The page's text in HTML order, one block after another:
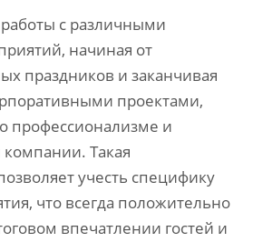
с различными
начиная от
праздников и заканчивая
проектами‚
профессионализме и
Такая
учесть специфику
что всегда положительно
впечатлении гостей и